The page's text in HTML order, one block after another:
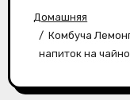
Домашняя
Комбуча
напиток на